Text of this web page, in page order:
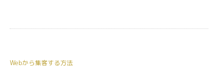
Webから集客する方法